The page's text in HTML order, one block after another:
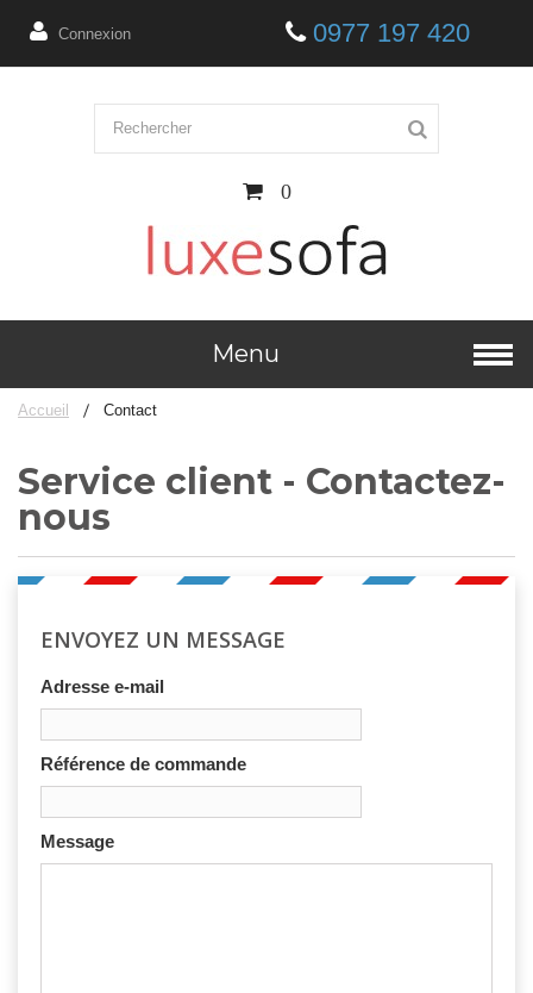
Connexion 0977 197 420
0
Menu
Accueil Contact
Service client - Contactez-
nous
ENVOYEZ UN MESSAGE
Adresse e-mail
Référence de commande
Message